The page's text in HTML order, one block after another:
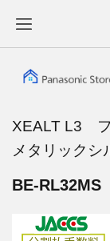
XEALT L3 フ
メタリックシ
BE-RL32MS